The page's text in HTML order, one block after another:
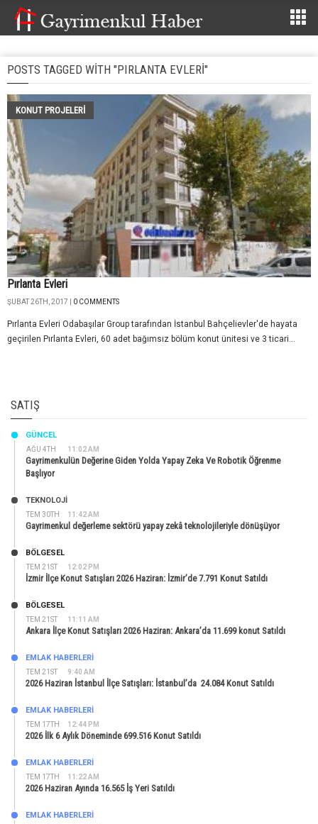
POSTS TAGGED WITH "PIRLANTA EVLERI"
KONUT PROJELERI
Pırlanta Evleri
ŞUBAT 26TH, 2017 | 0 COMMENTS
Pırlanta Evleri Odabaşılar Group tarafından İstanbul Bahçelievler'de hayata
geçirilen Pırlanta Evleri, 60 adet bağımsız bölüm konut ünitesi ve 3 ticari...
SATIŞ
AĞU 4TH 11:02 AM
GÜNCEL
Gayrimenkulün Değerine Giden Yolda Yapay Zeka Ve Robotik Öğrenme
Başlıyor
TEM 30TH 11:42 AM
TEKNOLOJİ
Gayrimenkul değerleme sektörü yapay zekâ teknolojileriyle dönüşüyor
TEM 21ST 12:02 PM
BÖLGESEL
İzmir İlçe Konut Satışları 2026 Haziran: İzmir’de 7.791 Konut Satıldı
TEM 21ST 11:11 AM
BÖLGESEL
Ankara İlçe Konut Satışları 2026 Haziran: Ankara’da 11.699 konut Satıldı
TEM 21ST 9:40 AM
EMLAK HABERLERI
2026 Haziran İstanbul İlçe Satışları: İstanbul’da 24.084 Konut Satıldı
TEM 17TH 12:44 PM
EMLAK HABERLERI
2026 İlk 6 Aylık Döneminde 699.516 Konut Satıldı
TEM 17TH 11:22 AM
EMLAK HABERLERI
2026 Haziran Ayında 16.565 İş Yeri Satıldı
EMLAK HABERLERI